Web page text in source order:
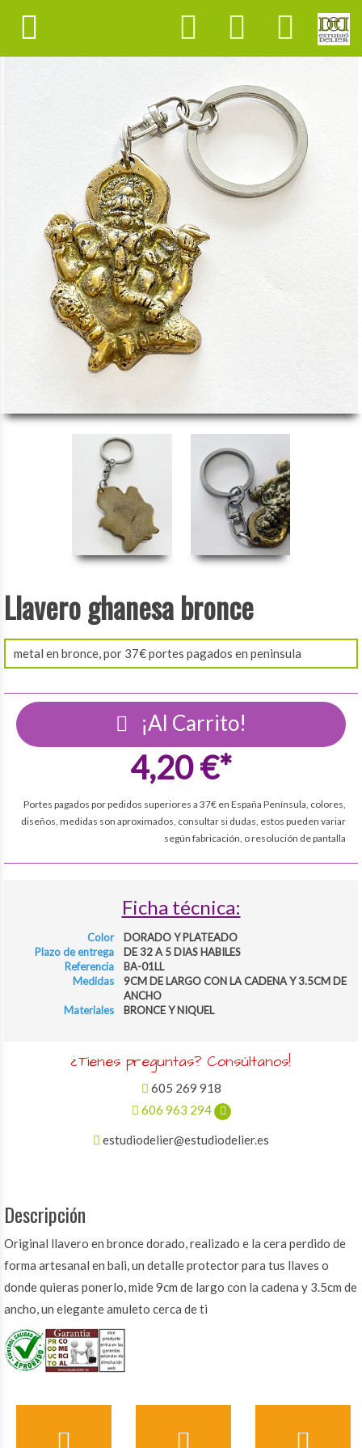
Llavero ghanesa bronce
metal en bronce, por 37€ portes pagados en peninsula
¡Al Carrito!
4,20 €*
Portes pagados por pedidos superiores a 37€ en España Península, colores,
diseños, medidas son aproximados, consultar si dudas, estos pueden variar
según fabricación, o resolución de pantalla
Ficha técnica:
Color
DORADO Y PLATEADO
Plazo de entrega
DE 32 A 5 DIAS HABILES
Referencia
BA-01LL
Medidas
9CM DE LARGO CON LA CADENA Y 3.5CM DE
ANCHO
Materiales
BRONCE Y NIQUEL
¿Tienes preguntas? Consúltanos!
605 269 918
606 963 294
estudiodelier@estudiodelier.es
Descripción
Original llavero en bronce dorado, realizado e la cera perdido de
forma artesanal en bali, un detalle protector para tus llaves o
donde quieras ponerlo, mide 9cm de largo con la cadena y 3.5cm de
ancho, un elegante amuleto cerca de ti